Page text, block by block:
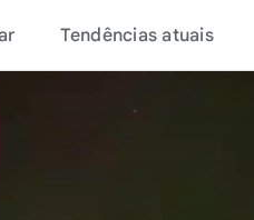
Tendências atuais